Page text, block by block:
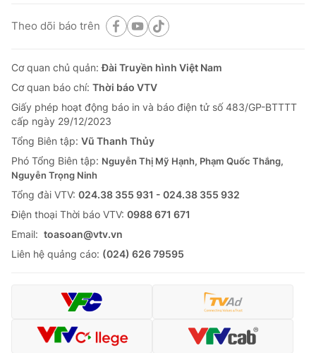
Theo dõi báo trên
Cơ quan chủ quản:Đài Truyền hình Việt Nam
Cơ quan báo chí: Thời báo VTV
Giấy phép hoạt động báo in và báo điện tử số 483/GP-BTTTT
cấp ngày 29/12/2023
Tổng Biên tập: Vũ Thanh Thủy
Phó Tổng Biên tập: Nguyễn Thị Mỹ Hạnh, Phạm Quốc Thắng,
Nguyễn Trọng Ninh
Tổng đài VTV: 024.38 355 931 - 024.38 355 932
Ðiện thoại Thời báo VTV: 0988 671 671
Email: toasoan@vtv.vn
Liên hệ quảng cáo: (024) 626 79595